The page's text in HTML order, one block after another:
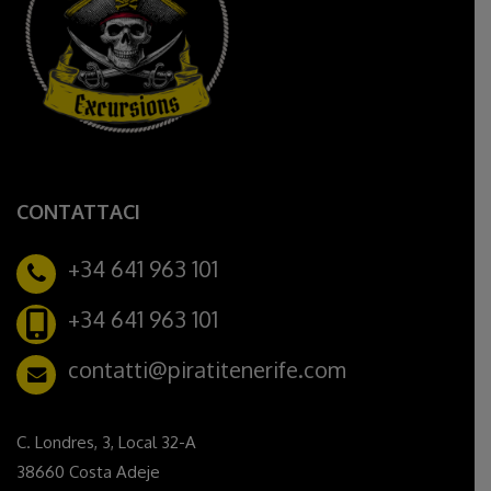
CONTATTACI
+34 641 963 101
+34 641 963 101
contatti@piratitenerife.com
C. Londres, 3, Local 32-A
38660 Costa Adeje